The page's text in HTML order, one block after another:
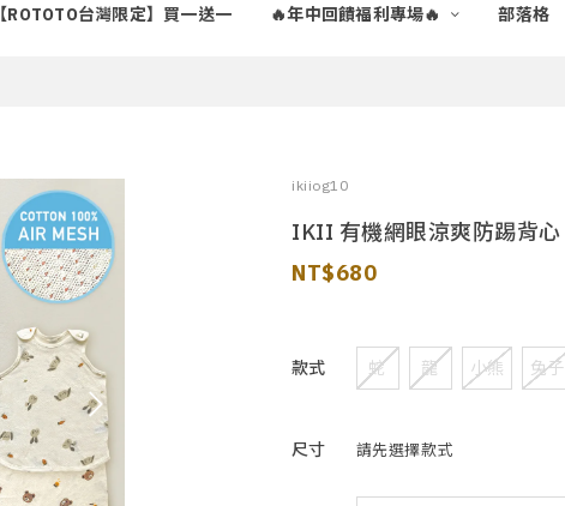
【ROTOTO台灣限定】買一送一 🔥年中回饋福利專場🔥 部落格
ikiiog10
IKII 有機網眼涼爽防踢背心
680
款式 蛇 龍 小熊 兔子
尺寸 請先選擇款式